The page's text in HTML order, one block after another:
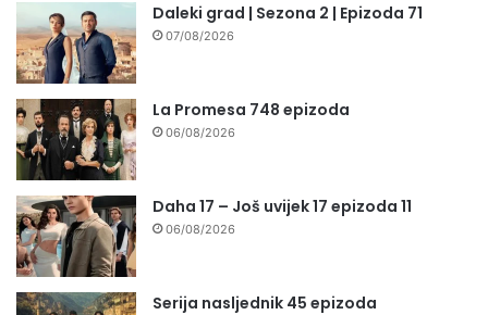
Daleki grad | Sezona 2 | Epizoda 71
07/08/2026
La Promesa 748 epizoda
06/08/2026
Daha 17 – Još uvijek 17 epizoda 11
06/08/2026
Serija nasljednik 45 epizoda